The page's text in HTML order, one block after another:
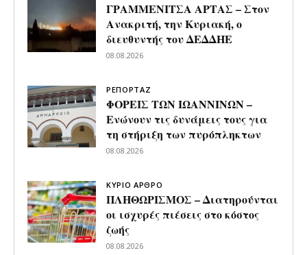
ΓΡΑΜΜΕΝΙΤΣΑ ΑΡΤΑΣ – Στον
Ανακριτή, την Κυριακή, ο
διευθυντής του ΔΕΔΔΗΕ
08.08.2026
ΡΕΠΟΡΤΑΖ
ΦΟΡΕΙΣ ΤΩΝ ΙΩΑΝΝΙΝΩΝ –
Ενώνουν τις δυνάμεις τους για
τη στήριξη των πυρόπληκτων
08.08.2026
ΚΥΡΙΟ ΑΡΘΡΟ
ΠΛΗΘΩΡΙΣΜΟΣ – Διατηρούνται
οι ισχυρές πιέσεις στο κόστος
ζωής
08.08.2026